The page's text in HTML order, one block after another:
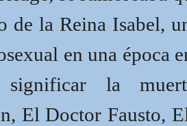
de la Reina Isabel,
en una época
significar la
El Doctor Fausto,